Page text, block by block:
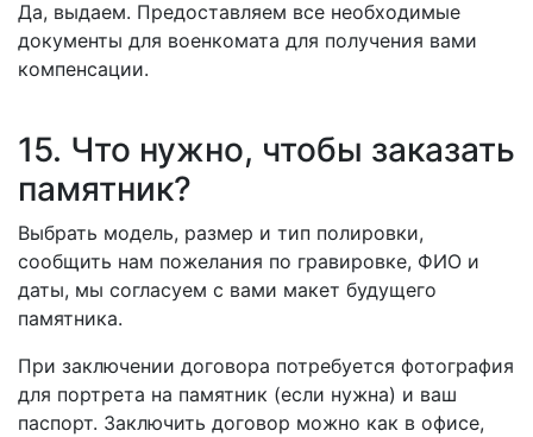
Да, выдаем. Предоставляем все необходимые
документы для военкомата для получения вами
компенсации.
15. Что нужно, чтобы заказать
памятник?
Выбрать модель, размер и тип полировки,
сообщить нам пожелания по гравировке, ФИО и
даты, мы согласуем с вами макет будущего
памятника.
При заключении договора потребуется фотография
для портрета на памятник (если нужна) и ваш
паспорт. Заключить договор можно как в офисе,